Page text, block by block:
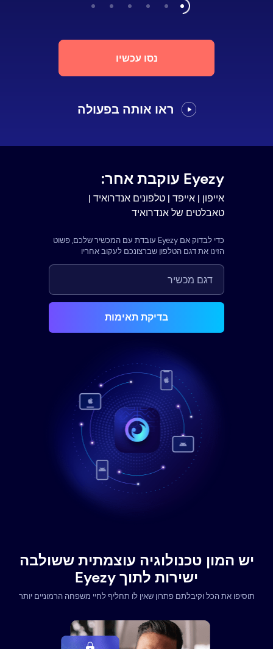
נסו עכשיו
ראו אותה בפעולה
Eyezy עוקבת אחר:
אייפון | אייפד | טלפונים אנדרואיד |
טאבלטים של אנדרואיד
כדי לבדוק אם Eyezy עובדת עם המכשיר שלכם, פשוט
הזינו את דגם הטלפון שברצונכם לעקוב אחריו
בדיקת תאימות
יש המון טכנולוגיה עוצמתית ששולבה
ישירות לתוך Eyezy
תוסיפו את הכל וקיבלתם פתרון שאין לו תחליף לחיי משפחה הרמוניים יותר